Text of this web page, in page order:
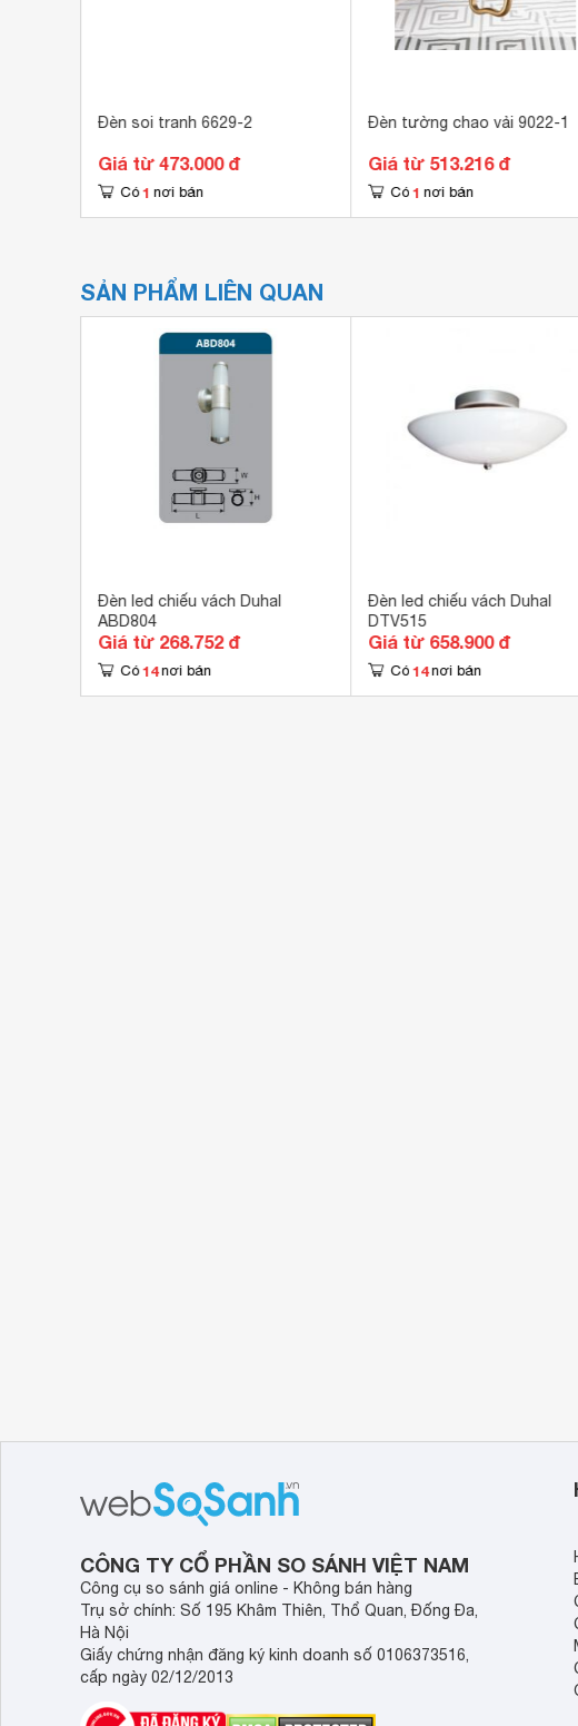
Đèn soi tranh 6629-2
Giá từ 473.000 đ
Có 1 nơi bán
Đèn tường chao vải 9022-1
Giá từ 513.216 đ
Có 1 nơi bán
SẢN PHẨM LIÊN QUAN
Đèn led chiếu vách Duhal
ABD804
Giá từ 268.752 đ
Có 14 nơi bán
Đèn led chiếu vách Duhal
DTV515
Giá từ 658.900 đ
Có 14 nơi bán
CÔNG TY CỔ PHẦN SO SÁNH VIỆT NAM
Công cụ so sánh giá online - Không bán hàng
Trụ sở chính: Số 195 Khâm Thiên, Thổ Quan, Đống Đa,
Hà Nội
Giấy chứng nhận đăng ký kinh doanh số 0106373516,
cấp ngày 02/12/2013